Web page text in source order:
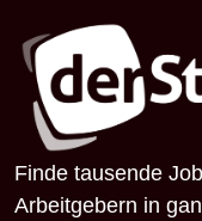
Finde tausende
Arbeitgebern in